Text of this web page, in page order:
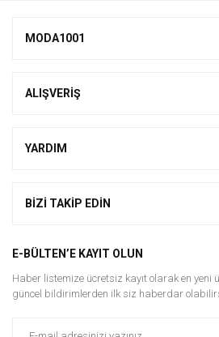
MODA1001
ALIŞVERİŞ
YARDIM
BİZİ TAKİP EDİN
E-BÜLTEN’E KAYIT OLUN
Haber listemize ücretsiz kayıt olarak en yeni
güncel bildirimlerden ilk siz haberdar